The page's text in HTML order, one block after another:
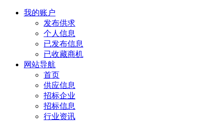
我的账户
发布供求
个人信息
已发布信息
已收藏商机
网站导航
首页
供应信息
招标企业
招标信息
行业资讯